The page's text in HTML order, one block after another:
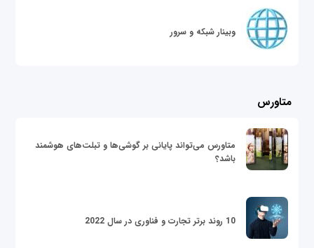
وبینار شبکه و سرور
متاورس
متاورس می‌تواند پایانی بر گوشی‌ها و تبلت‌های هوشمند
باشد؟
10 روند برتر تجارت و فناوری در سال 2022